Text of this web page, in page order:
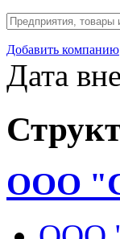
Добавить компанию
Дата
ООО